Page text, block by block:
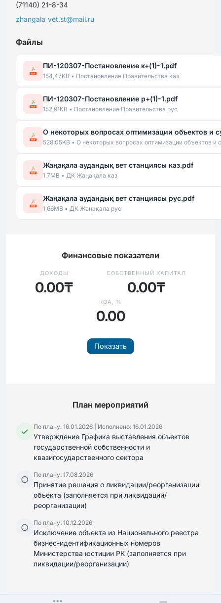
(71140) 21-8-34
zhangala_vet.st@mail.ru
Файлы
ПИ-120307-Постановление к+(1)-1.pdf
154,47KB • Постановление Правительства каз
ПИ-120307-Постановление р+(1)-1.pdf
152,91KB • Постановление Правительства рус
О некоторых вопросах оптимизации объектов и
528,05KB • О некоторых вопросах оптимизации объектов и
Жаңақала аудандық вет станциясы каз.pdf
1,7MB • ДК Жаңақала каз
Жаңақала аудандық вет станциясы рус.pdf
1,66MB • ДК Жаңақала рус
Финансовые показатели
ДОХОДЫ
0.00₸
СОБСТВЕННЫЙ КАПИТАЛ
0.00₸
ROA, %
0.00
Показать
План мероприятий
✓ По плану: 16.01.2026 | Исполнено: 16.01.2026
Утверждение Графика выставления объектов
государственной собственности и
квазигосударственного сектора
○ По плану: 17.08.2026
Принятие решения о ликвидации/реорганизации
объекта (заполняется при ликвидации/
реорганизации)
○ По плану: 10.12.2026
Исключение объекта из Национального реестра
бизнес-идентификационных номеров
Министерства юстиции РК (заполняется при
ликвидации/реорганизации)